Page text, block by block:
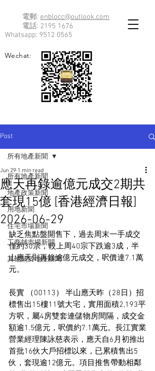
電郵: enblocc@outlook.com
電話: 2195 1676
Whatsapp: 9512 0565
Wechat:
Post
所有地產新聞
地產政策新聞
用地新聞
住宅市場新聞
工商舖市場新聞
其他關於地產新聞
所有地產新聞
應天再錄逾億元成交2期共
套現15億 [香港經濟日報]
2026-06-29
Jun 29 1 min read
缺乏焦點盤開售下，過去周末一手成交
僅約30宗，較上周40宗下跌逾3成，半
山應天則再錄逾億元成交，呎價達7.1萬
元。
長實 （00113） 半山應天昨（28日）招
標售出15樓11號大宅，實用面積2,193平
方呎，屬4房雙套連儲物房間隔，成交金
額逾1.5億元，呎價約7.1萬元。長江實業
營業經理陳詠慈表示，應天自6月初推出
首批16伙大戶招標以來，已累積售出5
伙，套現逾12億元。項目推售帶動相鄰